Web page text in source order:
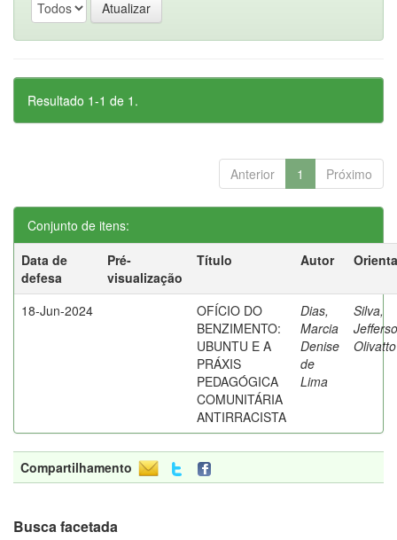
Resultado 1-1 de 1.
Anterior 1 Próximo
Conjunto de itens:
Data de
defesa
Pré-
visualização
Título Autor
18-Jun-2024
OFÍCIO DO
BENZIMENTO:
UBUNTU E A
PRÁXIS
PEDAGÓGICA
COMUNITÁRIA
ANTIRRACISTA
Dias,
Marcia
Denise
de
Lima
Silva,
Compartilhamento
Busca facetada